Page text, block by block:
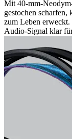
Mit 40-mm-
gestochen scharfen,
zum Leben erweckt.
Audio-Signal klar